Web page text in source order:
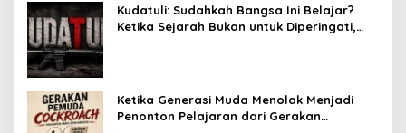
Kudatuli: Sudahkah Bangsa Ini Belajar?
Ketika Sejarah Bukan untuk Diperingati,
Ketika Generasi Muda Menolak Menjadi
Penonton Pelajaran dari Gerakan